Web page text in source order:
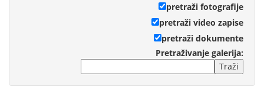
pretraži fotografije
pretraži video zapise
pretraži dokumente
Pretraživanje galerija:
Traži